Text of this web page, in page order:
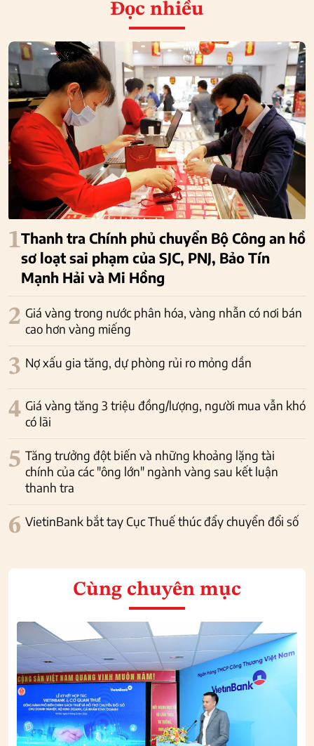
Đọc nhiều
1Thanh tra Chính phủ chuyển Bộ Công an hồ
sơ loạt sai phạm của SJC, PNJ, Bảo Tín
Mạnh Hải và Mi Hồng
2 Giá vàng trong nước phân hóa, vàng nhẫn có nơi bán
cao hơn vàng miếng
3 Nợ xấu gia tăng, dự phòng rủi ro mỏng dần
4 Giá vàng tăng 3 triệu đồng/lượng, người mua vẫn khó
có lãi
5 Tăng trưởng đột biến và những khoảng lặng tài
chính của các "ông lớn" ngành vàng sau kết luận
thanh tra
6 VietinBank bắt tay Cục Thuế thúc đẩy chuyển đổi số
Cùng chuyên mục